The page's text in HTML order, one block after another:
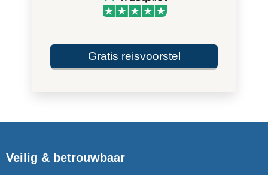
Gratis reisvoorstel
Veilig & betrouwbaar